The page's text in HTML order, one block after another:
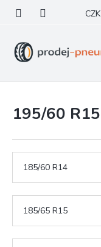
obsah
CZK
195/60 R15
185/60 R14
185/65 R15